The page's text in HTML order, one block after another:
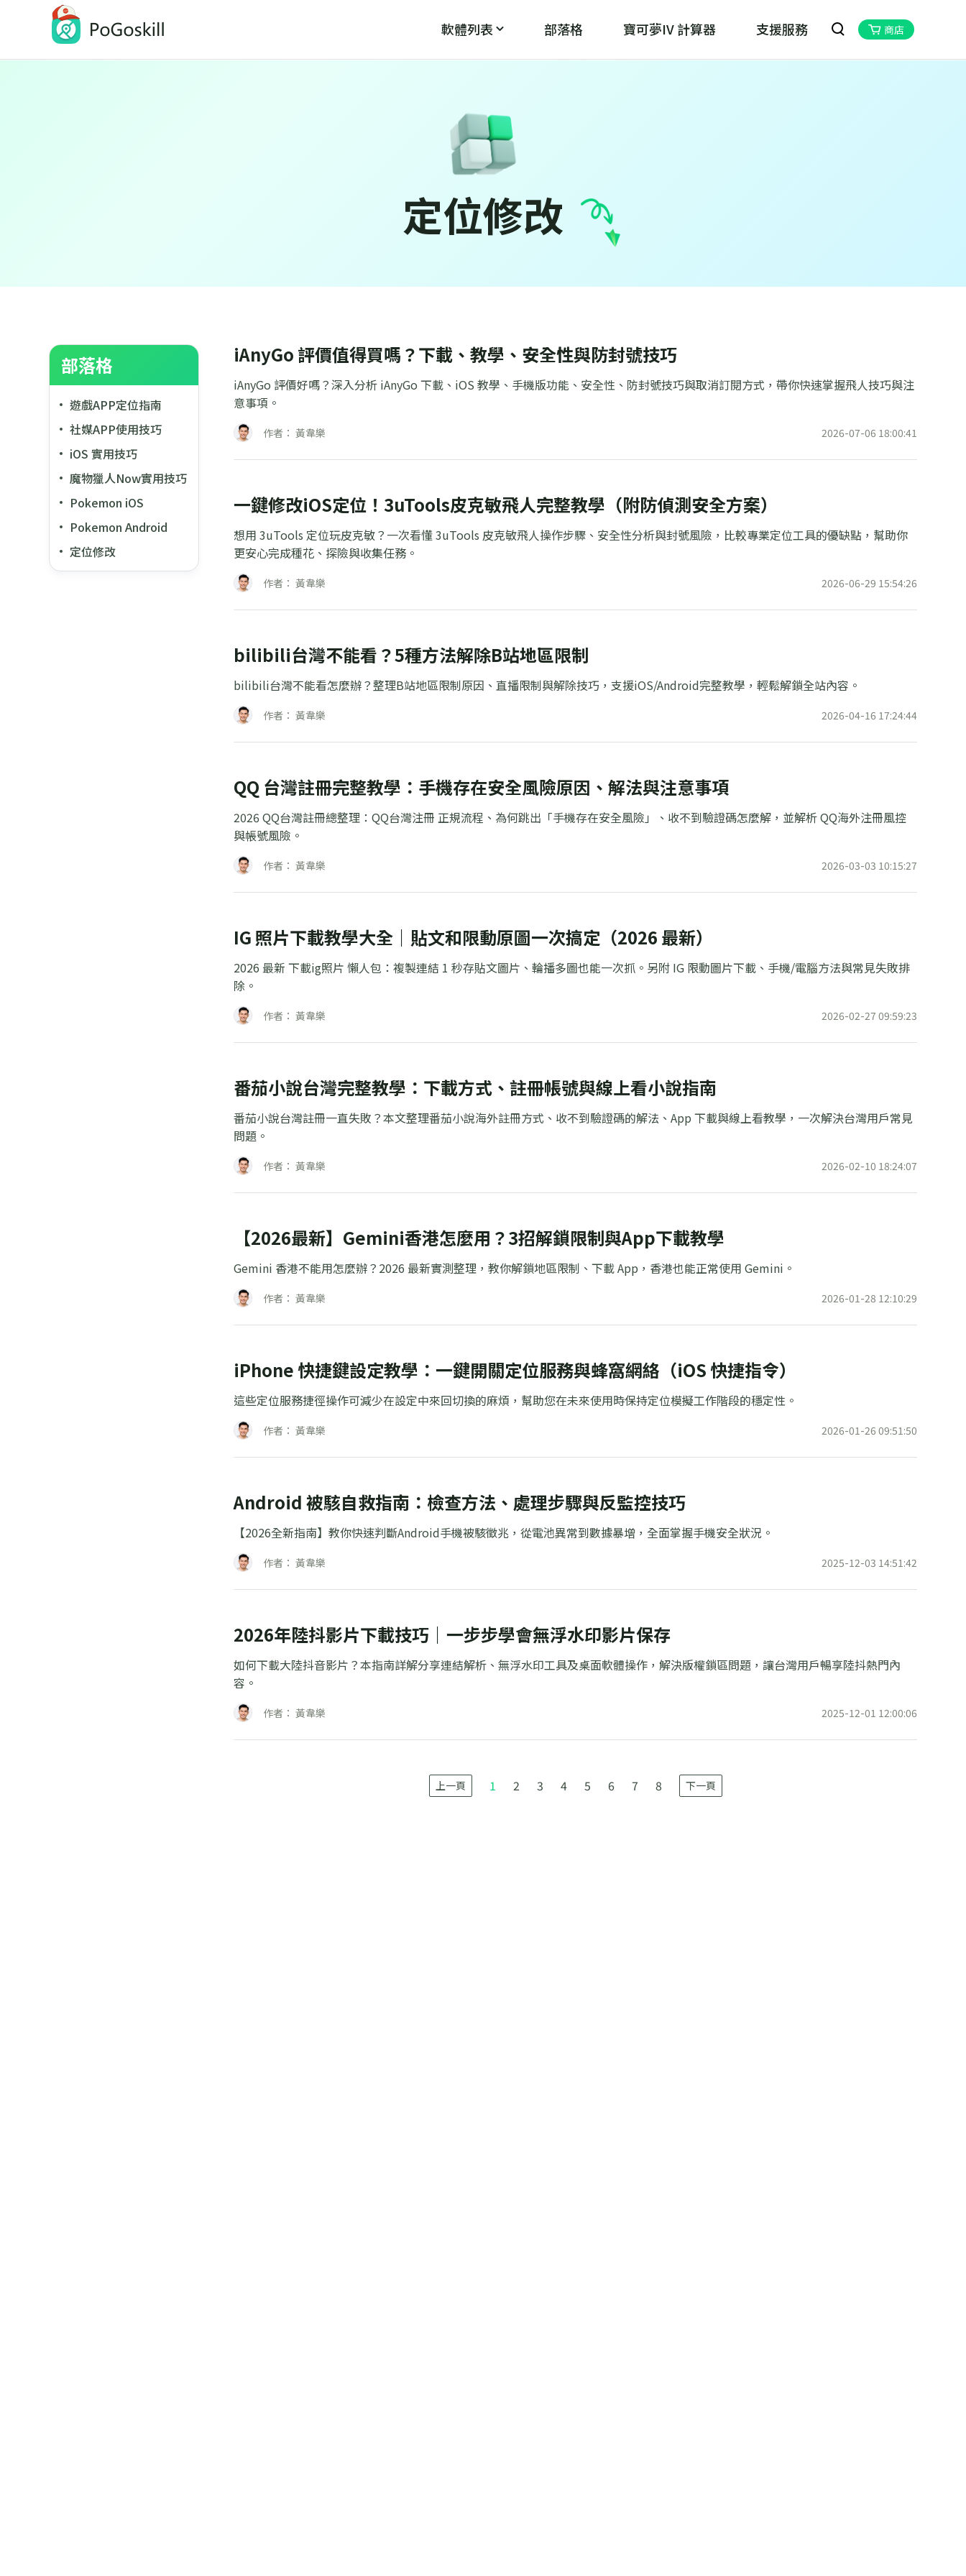
軟體列表
破解「無法偵測目前位置12」
部落格 寶可夢IV 計算器 支援服務 商店
定位修改
部落格
遊戲APP定位指南
社媒APP使用技巧
iOS 實用技巧
魔物獵人Now實用技巧
Pokemon iOS
Pokemon Android
定位修改
iAnyGo 評價值得買嗎？下載、教學、安全性與防封號技巧
iAnyGo 評價好嗎？深入分析 iAnyGo 下載、iOS 教學、手機版功能、安全性、防封號技巧與取消訂閱方式，帶你快速掌握飛人技巧與注
意事項。
作者： 黃韋樂 2026-07-06 18:00:41
一鍵修改iOS定位！3uTools皮克敏飛人完整教學（附防偵測安全方案）
想用 3uTools 定位玩皮克敏？一次看懂 3uTools 皮克敏飛人操作步驟、安全性分析與封號風險，比較專業定位工具的優缺點，幫助你
更安心完成種花、探險與收集任務。
作者： 黃韋樂 2026-06-29 15:54:26
bilibili台灣不能看？5種方法解除B站地區限制
bilibili台灣不能看怎麼辦？整理B站地區限制原因、直播限制與解除技巧，支援iOS/Android完整教學，輕鬆解鎖全站內容。
作者： 黃韋樂 2026-04-16 17:24:44
QQ 台灣註冊完整教學：手機存在安全風險原因、解法與注意事項
2026 QQ台灣註冊總整理：QQ台灣注冊 正規流程、為何跳出「手機存在安全風險」、收不到驗證碼怎麼解，並解析 QQ海外注冊風控
與帳號風險。
作者： 黃韋樂 2026-03-03 10:15:27
IG 照片下載教學大全｜貼文和限動原圖一次搞定（2026 最新）
2026 最新 下載ig照片 懶人包：複製連結 1 秒存貼文圖片、輪播多圖也能一次抓。另附 IG 限動圖片下載、手機/電腦方法與常見失敗排
除。
作者： 黃韋樂 2026-02-27 09:59:23
番茄小說台灣完整教學：下載方式、註冊帳號與線上看小說指南
番茄小說台灣註冊一直失敗？本文整理番茄小說海外註冊方式、收不到驗證碼的解法、App 下載與線上看教學，一次解決台灣用戶常見
問題。
作者： 黃韋樂 2026-02-10 18:24:07
【2026最新】Gemini香港怎麼用？3招解鎖限制與App下載教學
Gemini 香港不能用怎麼辦？2026 最新實測整理，教你解鎖地區限制、下載 App，香港也能正常使用 Gemini。
作者： 黃韋樂 2026-01-28 12:10:29
iPhone 快捷鍵設定教學：一鍵開關定位服務與蜂窩網絡（iOS 快捷指令）
這些定位服務捷徑操作可減少在設定中來回切換的麻煩，幫助您在未來使用時保持定位模擬工作階段的穩定性。
作者： 黃韋樂 2026-01-26 09:51:50
Android 被駭自救指南：檢查方法、處理步驟與反監控技巧
【2026全新指南】教你快速判斷Android手機被駭徵兆，從電池異常到數據暴增，全面掌握手機安全狀況。
作者： 黃韋樂 2025-12-03 14:51:42
2026年陸抖影片下載技巧｜一步步學會無浮水印影片保存
如何下載大陸抖音影片？本指南詳解分享連結解析、無浮水印工具及桌面軟體操作，解決版權鎖區問題，讓台灣用戶暢享陸抖熱門內
容。
作者： 黃韋樂 2025-12-01 12:00:06
上一頁 1 2 3 4 5 6 7 8 下一頁